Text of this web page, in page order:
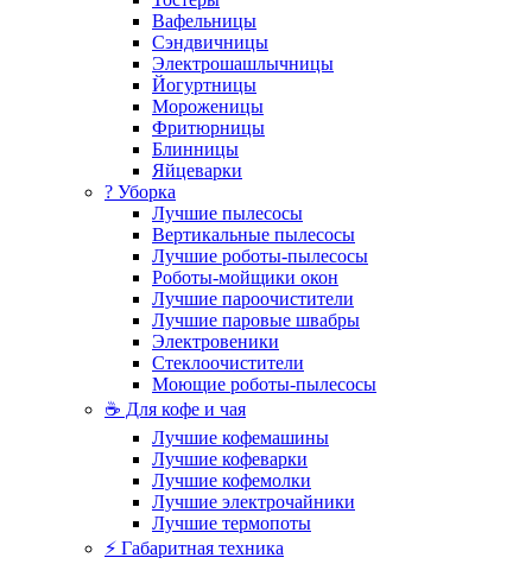
Вафельницы
Сэндвичницы
Электрошашлычницы
Йогуртницы
Мороженицы
Фритюрницы
Блинницы
Яйцеварки
? Уборка
Лучшие пылесосы
Вертикальные пылесосы
Лучшие роботы-пылесосы
Роботы-мойщики окон
Лучшие пароочистители
Лучшие паровые швабры
Электровеники
Стеклоочистители
Моющие роботы-пылесосы
☕ Для кофе и чая
Лучшие кофемашины
Лучшие кофеварки
Лучшие кофемолки
Лучшие электрочайники
Лучшие термопоты
⚡ Габаритная техника